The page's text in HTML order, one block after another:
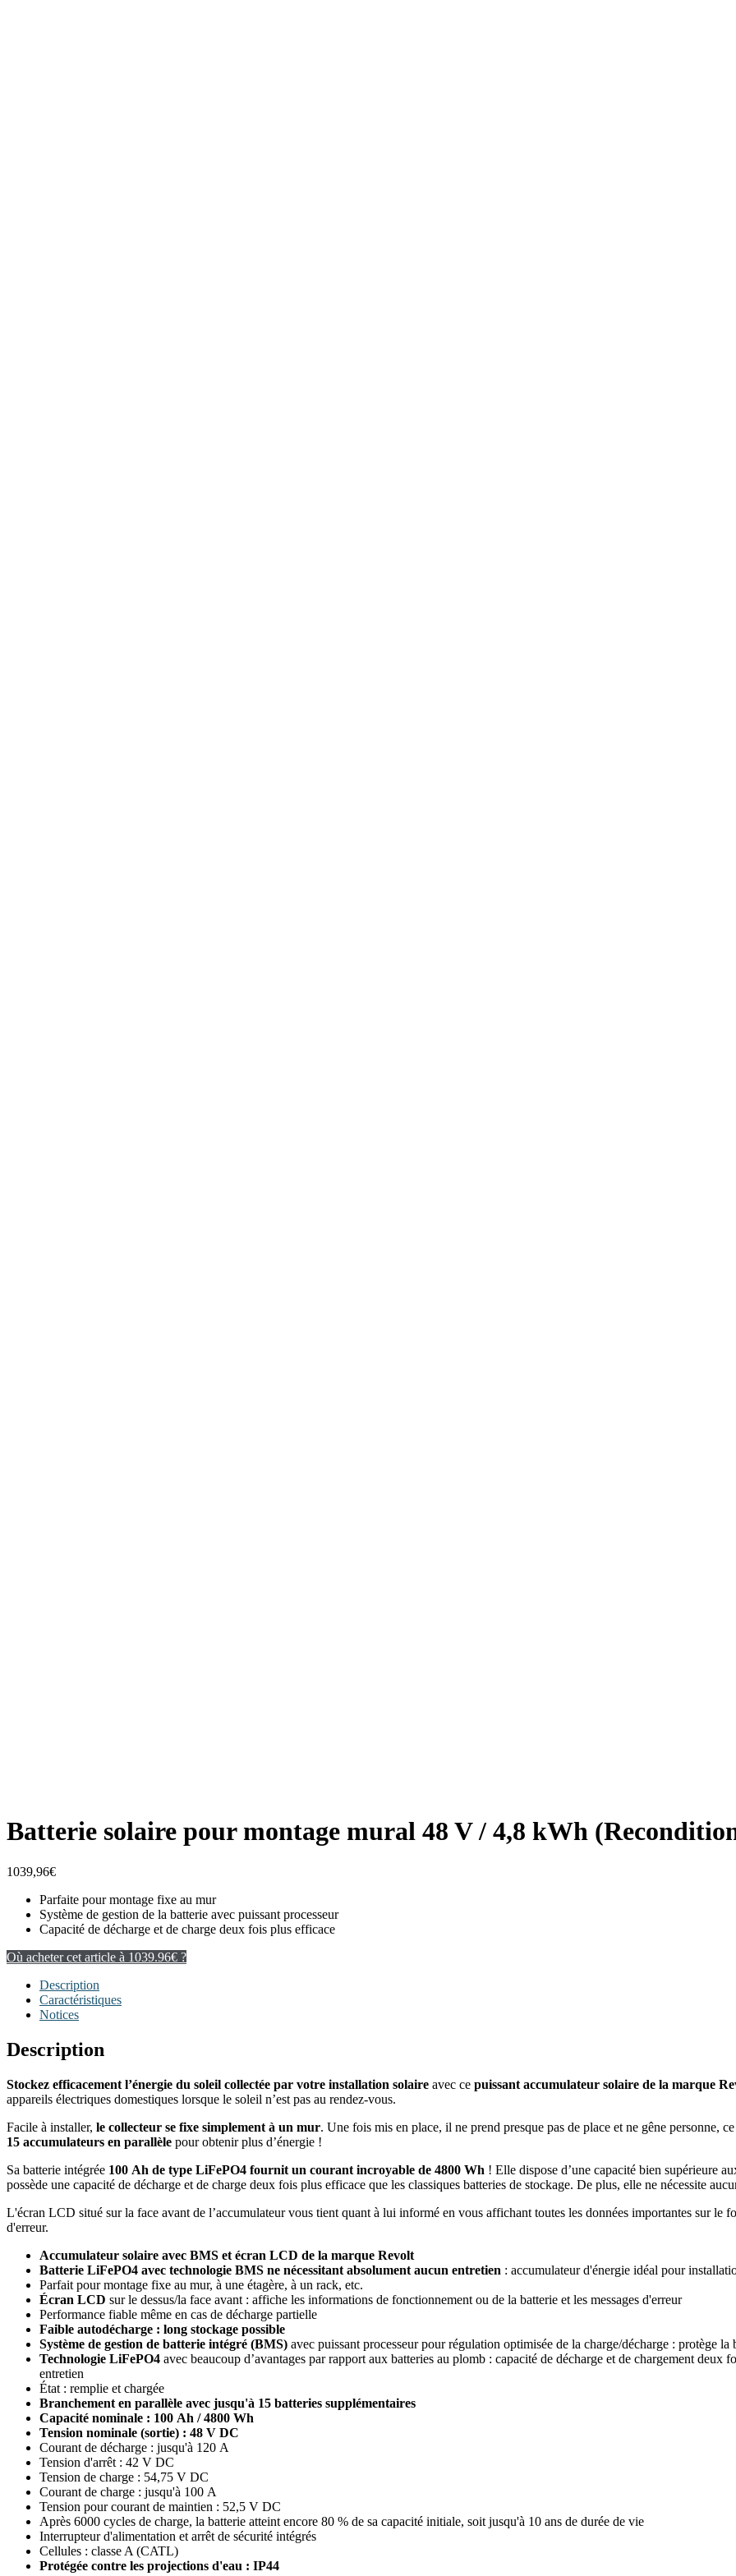
Batterie solaire pour montage mural 48 V / 4,8 kWh
1039,96€
Parfaite pour montage fixe au mur
Système de gestion de la batterie avec puissant processeur
Capacité de décharge et de charge deux fois plus efficace
Où acheter cet article à 1039.96€ ?
Description
Caractéristiques
Notices
Description
Stockez efficacement l’énergie du soleil collectée par votre installation solaire avec ce puissant accumulateur solaire de la marque
appareils électriques domestiques lorsque le soleil n’est pas au rendez-vous.
Facile à installer, le collecteur se fixe simplement à un mur. Une fois mis en place, il ne prend presque pas de place et ne gêne personne,
15 accumulateurs en parallèle pour obtenir plus d’énergie !
Sa batterie intégrée 100 Ah de type LiFePO4 fournit un courant incroyable de 4800 Wh ! Elle dispose d’une capacité bien supérieure
possède une capacité de décharge et de charge deux fois plus efficace que les classiques batteries de stockage. De plus, elle ne nécessite
L'écran LCD situé sur la face avant de l’accumulateur vous tient quant à lui informé en vous affichant toutes les données importantes sur le
d'erreur.
Accumulateur solaire avec BMS et écran LCD de la marque Revolt
Batterie LiFePO4 avec technologie BMS ne nécessitant absolument aucun entretien : accumulateur d'énergie idéal pour
Parfait pour montage fixe au mur, à une étagère, à un rack, etc.
Écran LCD sur le dessus/la face avant : affiche les informations de fonctionnement ou de la batterie et les messages d'erreur
Performance fiable même en cas de décharge partielle
Faible autodécharge : long stockage possible
Système de gestion de batterie intégré (BMS) avec puissant processeur pour régulation optimisée de la charge/décharge : protège
Technologie LiFePO4 avec beaucoup d’avantages par rapport aux batteries au plomb : capacité de décharge et de chargement deux
entretien
État : remplie et chargée
Branchement en parallèle avec jusqu'à 15 batteries supplémentaires
Capacité nominale : 100 Ah / 4800 Wh
Tension nominale (sortie) : 48 V DC
Courant de décharge : jusqu'à 120 A
Tension d'arrêt : 42 V DC
Tension de charge : 54,75 V DC
Courant de charge : jusqu'à 100 A
Tension pour courant de maintien : 52,5 V DC
Après 6000 cycles de charge, la batterie atteint encore 80 % de sa capacité initiale, soit jusqu'à 10 ans de durée de vie
Interrupteur d'alimentation et arrêt de sécurité intégrés
Cellules : classe A (CATL)
Protégée contre les projections d'eau : IP44